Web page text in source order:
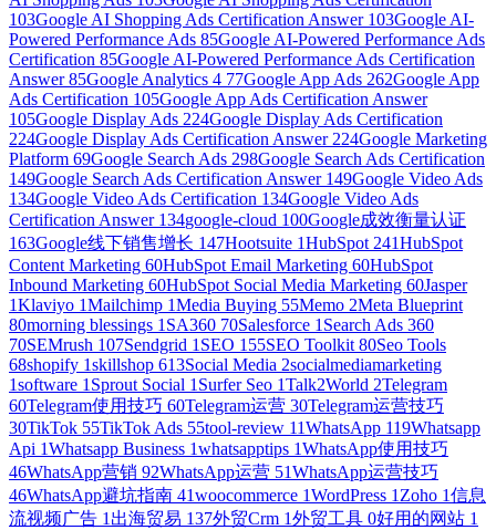
103Google AI Shopping Ads Certification Answer 103Google AI-
Powered Performance Ads 85Google AI-Powered Performance Ads
Certification 85Google AI-Powered Performance Ads Certification
Answer85Google Analytics 4 77Google App Ads 262Google App
Ads Certification 105Google App Ads Certification Answer
105Google Display Ads 224Google Display Ads Certification
224Google Display Ads Certification Answer 224Google Marketing
Platform 69Google Search Ads 298Google Search Ads Certification
149Google Search Ads Certification Answer 149Google Video Ads
134Google Video Ads Certification 134Google Video Ads
Certification Answer 134google-cloud 100Google成效衡量认证
163Google线下销售增长 147Hootsuite 1HubSpot 241HubSpot
Content Marketing 60HubSpot Email Marketing 60HubSpot
Inbound Marketing 60HubSpot Social Media Marketing 60Jasper
1Klaviyo 1Mailchimp 1Media Buying 55Memo 2Meta Blueprint
80morning blessings 1 SA360 70Salesforce 1 Search Ads 360
70SEMrush 107Sendgrid 1 SEO 155SEO Toolkit 80Seo Tools
68shopify 1skillshop 613Social Media 2socialmediamarketing
1software 1 Sprout Social 1 Surfer Seo 1Talk2World 2Telegram
60Telegram使用技巧 60Telegram运营 30Telegram运营技巧
30TikTok 55TikTok Ads 55tool-review 11WhatsApp 119Whatsapp
Api 1Whatsapp Business 1whatsapptips 1WhatsApp使用技巧
46WhatsApp营销 92WhatsApp运营 51WhatsApp运营技巧
46WhatsApp避坑指南 41woocommerce 1WordPress 1 Zoho 1信息
流视频广告 1 出海贸易 137外贸Crm 1外贸工具 0好用的网站 1